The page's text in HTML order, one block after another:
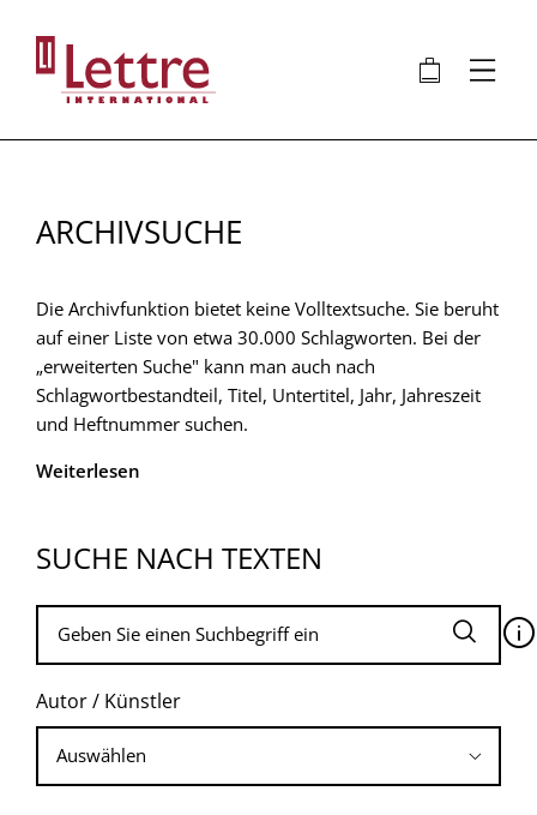
Inhalt
🛍 ⋮
ARCHIVSUCHE
Die Archivfunktion bietet keine Volltextsuche. Sie beruht
auf einer Liste von etwa 30.000 Schlagworten. Bei der
„erweiterten Suche" kann man auch nach
Schlagwortbestandteil, Titel, Untertitel, Jahr, Jahreszeit
und Heftnummer suchen.
Weiterlesen
SUCHE NACH TEXTEN
🛈
Autor / Künstler